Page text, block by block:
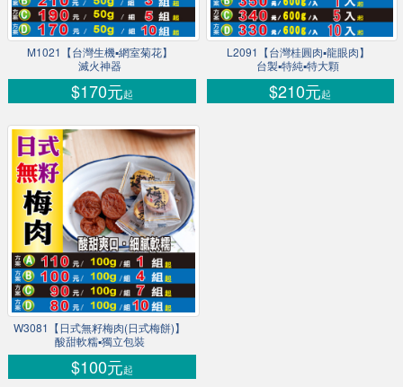
M1021【台灣生機▪網室菊花】
滅火神器
$170元起
L2091【台灣桂圓肉▪龍眼肉】
台製▪特純▪特大顆
$210元起
W3081【日式無籽梅肉(日式梅餅)】
酸甜軟糯▪獨立包裝
$100元起